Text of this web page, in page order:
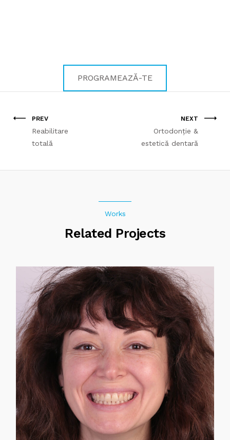
PROGRAMEAZĂ-TE
PREV
Reabilitare
totală
NEXT
Ortodonție &
estetică dentară
Works
Related Projects